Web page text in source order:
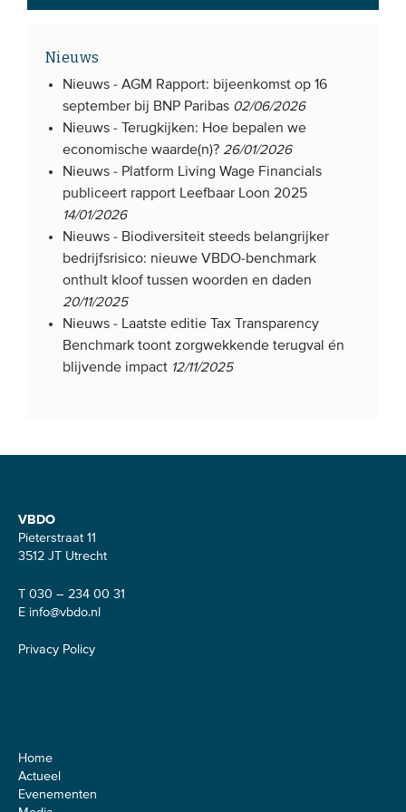
Nieuws
Nieuws -AGM Rapport: bijeenkomst op 16
september bij BNP Paribas 02/06/2026
Nieuws -
Terugkijken: Hoe bepalen we
economische waarde(n)? 26/01/2026
Nieuws - Platform Living Wage Financials
publiceert rapport Leefbaar Loon 2025
14/01/2026
Nieuws - Biodiversiteit steeds belangrijker
bedrijfsrisico: nieuwe VBDO-benchmark
onthult kloof tussen woorden en daden
20/11/2025
Nieuws - Laatste editie Tax Transparency
Benchmark toont zorgwekkende terugval én
blijvende impact 12/11/2025
VBDO
Pieterstraat 11
3512 JT Utrecht
T 030 – 234 00 31
E info@vbdo.nl
Privacy Policy
Home
Actueel
Evenementen